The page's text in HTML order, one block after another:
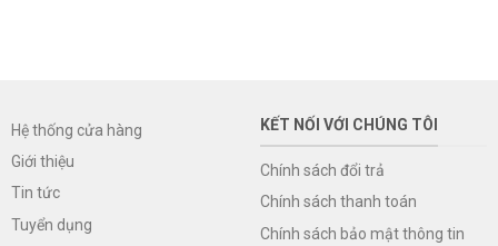
Hệ thống cửa hàng
Giới thiệu
Tin tức
Tuyển dụng
KẾT NỐI VỚI CHÚNG TÔI
Chính sách đổi trả
Chính sách thanh toán
Chính sách bảo mật thông tin